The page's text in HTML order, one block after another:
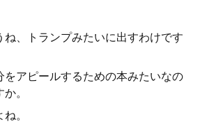
ね、トランプみたいに出すわけです
をアピールするための本みたいなの
。
。